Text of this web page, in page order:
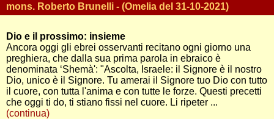
mons. Roberto Brunelli - (Omelia del 31-10-2021)
Dio e il prossimo: insieme
Ancora oggi gli ebrei osservanti recitano ogni giorno una
preghiera, che dalla sua prima parola in ebraico è
denominata ‘Shemà': "Ascolta, Israele: il Signore è il nostro
Dio, unico è il Signore. Tu amerai il Signore tuo Dio con tutto
il cuore, con tutta l'anima e con tutte le forze. Questi precetti
che oggi ti do, ti stiano fissi nel cuore. Li ripeter ...
(continua)